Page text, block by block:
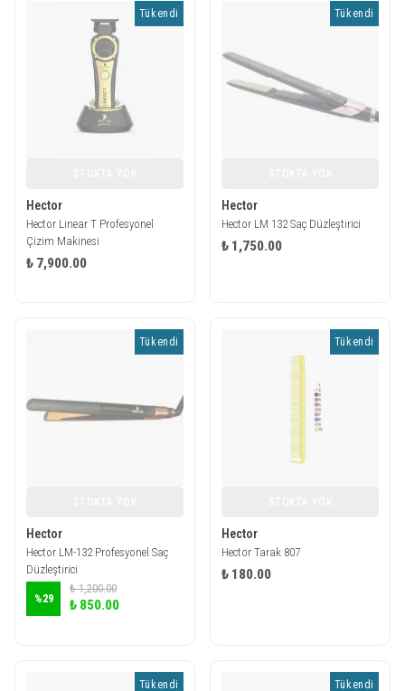
Tükendi
Hector
Hector Linear T Profesyonel
Çizim Makinesi
₺ 7,900.00
Tükendi
Hector
Hector LM 132 Saç Düzleştirici
₺ 1,750.00
Tükendi
Hector
Hector LM-132 Profesyonel Saç
Düzleştirici
%29
₺ 1,200.00
₺ 850.00
Tükendi
Hector
Hector Tarak 807
₺ 180.00
Tükendi Tükendi